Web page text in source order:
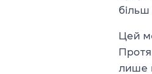
більш
Цей
лише